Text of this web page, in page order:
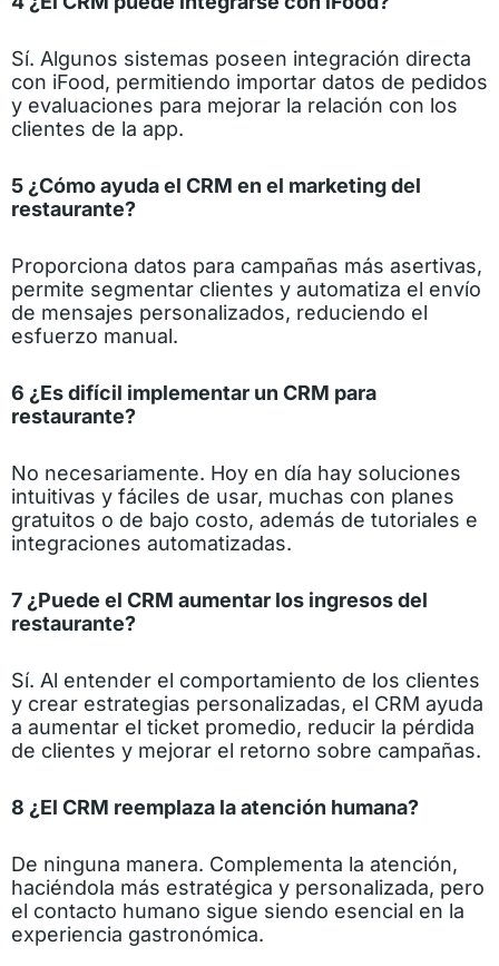
Sí. Algunos sistemas poseen integración directa
con iFood, permitiendo importar datos de pedidos
y evaluaciones para mejorar la relación con los
clientes de la app.
5 ¿Cómo ayuda el CRM en el marketing del
restaurante?
Proporciona datos para campañas más asertivas,
permite segmentar clientes y automatiza el envío
de mensajes personalizados, reduciendo el
esfuerzo manual.
6 ¿Es difícil implementar un CRM para
restaurante?
No necesariamente. Hoy en día hay soluciones
intuitivas y fáciles de usar, muchas con planes
gratuitos o de bajo costo, además de tutoriales e
integraciones automatizadas.
7 ¿Puede el CRM aumentar los ingresos del
restaurante?
Sí. Al entender el comportamiento de los clientes
y crear estrategias personalizadas, el CRM ayuda
a aumentar el ticket promedio, reducir la pérdida
de clientes y mejorar el retorno sobre campañas.
8 ¿El CRM reemplaza la atención humana?
De ninguna manera. Complementa la atención,
haciéndola más estratégica y personalizada, pero
el contacto humano sigue siendo esencial en la
experiencia gastronómica.